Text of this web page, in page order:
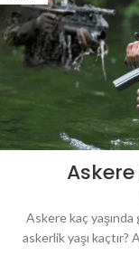
Askere kaç
askerlik yaşı kaçtır?